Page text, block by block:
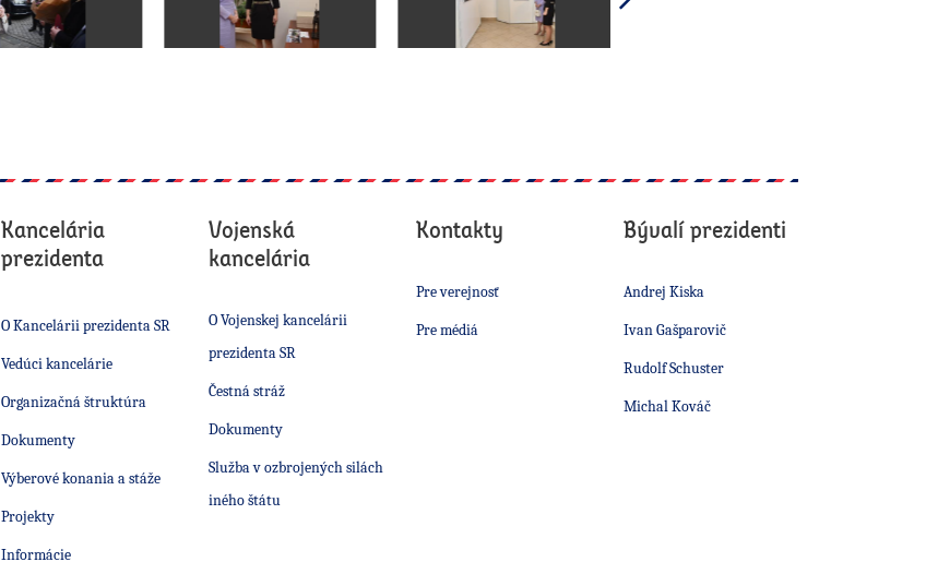
Kancelária
prezidenta
O Kancelárii prezidenta SR
Vedúci kancelárie
Organizačná štruktúra
Dokumenty
Výberové konania a stáže
Projekty
Informácie
Vojenská
kancelária
O Vojenskej kancelárii
prezidenta SR
Čestná stráž
Dokumenty
Služba v ozbrojených silách
iného štátu
Kontakty
Pre verejnosť
Pre médiá
Bývalí prezidenti
Andrej Kiska
Ivan Gašparovič
Rudolf Schuster
Michal Kováč